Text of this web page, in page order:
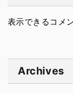
表示できるコメ
Archives